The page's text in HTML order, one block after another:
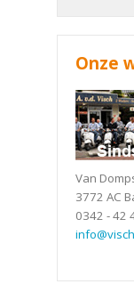
Onze
Van
3772 AC
0342 - 42